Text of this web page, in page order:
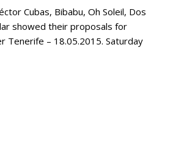
Cubas, Bibabu, Oh Soleil, Dos
showed their proposals for
Tenerife – 18.05.2015. Saturday